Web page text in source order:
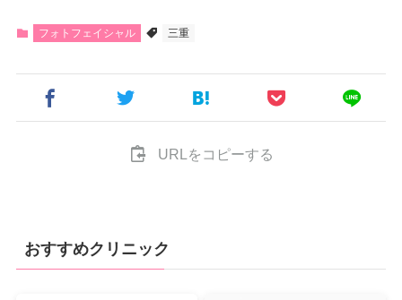
フォトフェイシャル 三重
URLをコピーする
おすすめクリニック